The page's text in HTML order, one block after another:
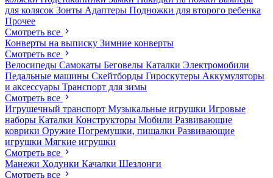
для колясок Зонты Адаптеры Подножки для второго ребенка
Прочее
Смотреть все
Конверты на выписку Зимние конверты
Смотреть все
Велосипеды Самокаты Беговелы Каталки Электромобили
Педальные машины Скейтборды Гироскутеры Аккумуляторы
и аксессуары Транспорт для зимы
Смотреть все
Игрушечный транспорт Музыкальные игрушки Игровые
наборы Каталки Конструкторы Мобили Развивающие
коврики Оружие Погремушки, пищалки Развивающие
игрушки Мягкие игрушки
Смотреть все
Манежи Ходунки Качалки Шезлонги
Смотреть все